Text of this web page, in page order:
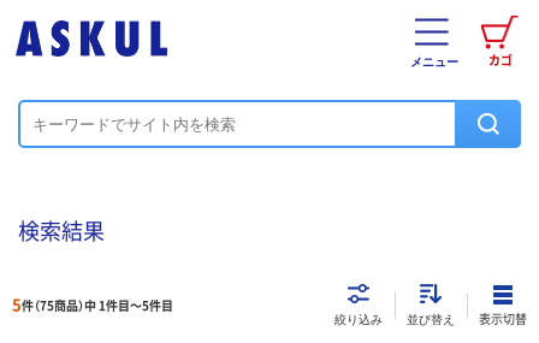
カゴ
メニュー
検索結果
5件（75商品）中 1件目～5件目
絞り込み 並び替え 表示切替